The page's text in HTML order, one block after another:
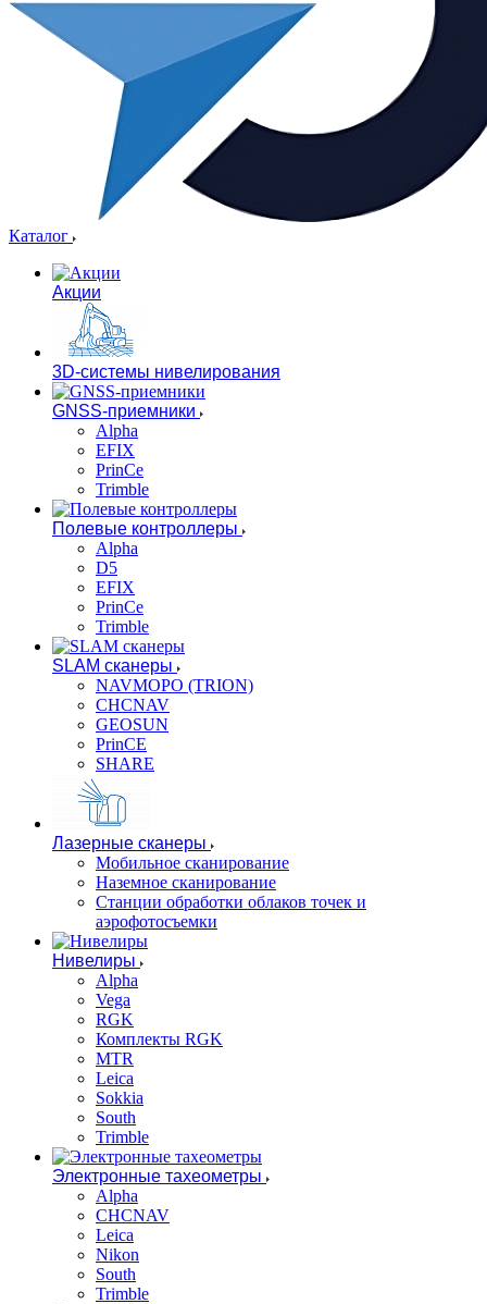
Каталог
Акции
3D-системы нивелирования
GNSS-приемники
Alpha
EFIX
PrinCe
Trimble
Полевые контроллеры
Alpha
D5
EFIX
PrinCe
Trimble
SLAM сканеры
NAVMOPO (TRION)
CHCNAV
GEOSUN
PrinCE
SHARE
Лазерные сканеры
Мобильное сканирование
Наземное сканирование
Станции обработки облаков точек и
аэрофотосъемки
Нивелиры
Alpha
Vega
RGK
Комплекты RGK
MTR
Leica
Sokkia
South
Trimble
Электронные тахеометры
Alpha
CHCNAV
Leica
Nikon
South
Trimble